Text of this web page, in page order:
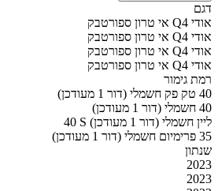
דגם
אודי Q4 אי טרון ספורטבק
אודי Q4 אי טרון ספורטבק
אודי Q4 אי טרון ספורטבק
אודי Q4 אי טרון ספורטבק
רמת גימור
40 טק פק חשמלי (דור 1 מעודכן)
40 חשמלי (דור 1 מעודכן)
40 S ליין חשמלי (דור 1 מעודכן)
35 פרימיום חשמלי (דור 1 מעודכן)
שנתון
2023
2023